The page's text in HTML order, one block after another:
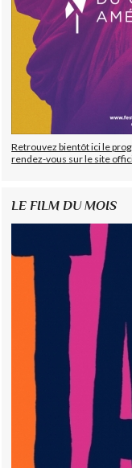
Retrouvez bientôt ici le
rendez-vous sur le site
LE FILM DU MOIS